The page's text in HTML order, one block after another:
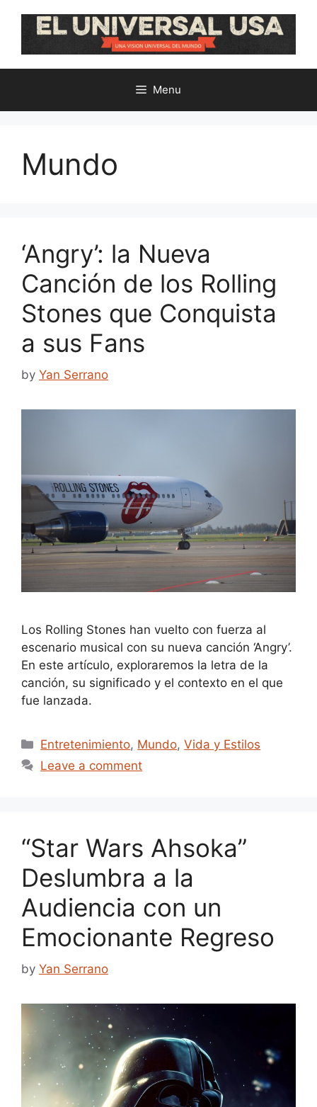
Menu
Mundo
‘Angry’: la Nueva
Canción de los Rolling
Stones que Conquista
a sus Fans
by Yan Serrano
Los Rolling Stones han vuelto con fuerza al
escenario musical con su nueva canción ‘Angry’.
En este artículo, exploraremos la letra de la
canción, su significado y el contexto en el que
fue lanzada.
Categories
Entretenimiento, Mundo,Vida y Estilos
Leave a comment
“Star Wars Ahsoka”
Deslumbra a la
Audiencia con un
Emocionante Regreso
by Yan Serrano